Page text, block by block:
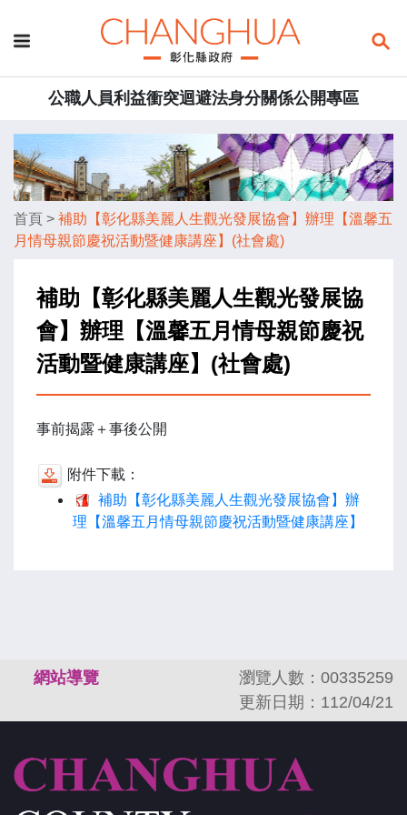
公職人員利益衝突迴避法身分關係公開專區
首頁 > 補助【彰化縣美麗人生觀光發展協會】辦理【溫馨五
月情母親節慶祝活動暨健康講座】(社會處)
補助【彰化縣美麗人生觀光發展協
會】辦理【溫馨五月情母親節慶祝
活動暨健康講座】(社會處)
事前揭露＋事後公開
附件下載：
補助【彰化縣美麗人生觀光發展協會】辦
理【溫馨五月情母親節慶祝活動暨健康講座】
網站導覽
瀏覽人數：00335259
更新日期：112/04/21